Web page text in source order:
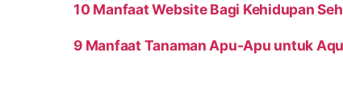
10 Manfaat Website Bagi Kehidupan
9 Manfaat Tanaman Apu-Apu untuk